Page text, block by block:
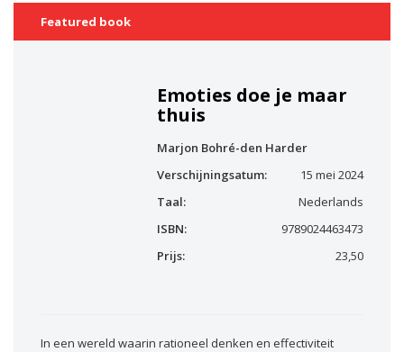
Featured book
Emoties doe je maar
thuis
Marjon Bohré-den Harder
Verschijningsatum:
15 mei 2024
Taal:
Nederlands
ISBN:
9789024463473
Prijs:
23,50
In een wereld waarin rationeel denken en effectiviteit